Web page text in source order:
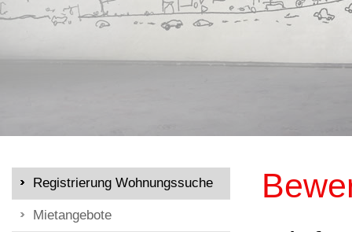
Registrierung Wohnungssuche
Mietangebote